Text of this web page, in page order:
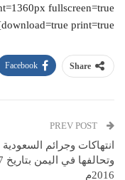
fullscreen=true
download=true print=true]
Share
Facebook
انتهاكات وجرائم السعودية
2016م